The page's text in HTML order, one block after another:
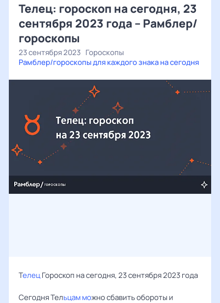
Телец: гороскоп на сегодня, 23
сентября 2023 года – Рамблер/
гороскопы
23 сентября 2023 Гороскопы
Рамблер/гороскопы для каждого знака на сегодня
ТелецГороскоп на сегодня, 23 сентября 2023 года
Сегодня Тельцам можно сбавить обороты и